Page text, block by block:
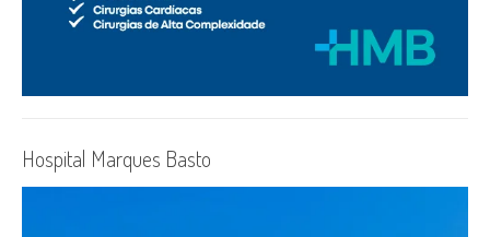
Hospital Marques Basto